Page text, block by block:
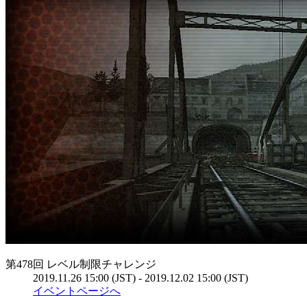
第478回 レベル制限チャレンジ
2019.11.26 15:00 (JST) - 2019.12.02 15:00 (JST)
イベントページへ